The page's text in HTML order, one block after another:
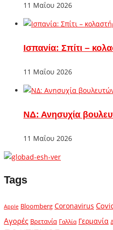
11 Μαΐου 2026
Ισπανία: Σπίτι –
11 Μαΐου 2026
ΝΔ: Ανησυχία
11 Μαΐου 2026
Tags
Apple Bloomberg Coronavirus
Αγορές Βρετανία Γαλλία Γερμανία